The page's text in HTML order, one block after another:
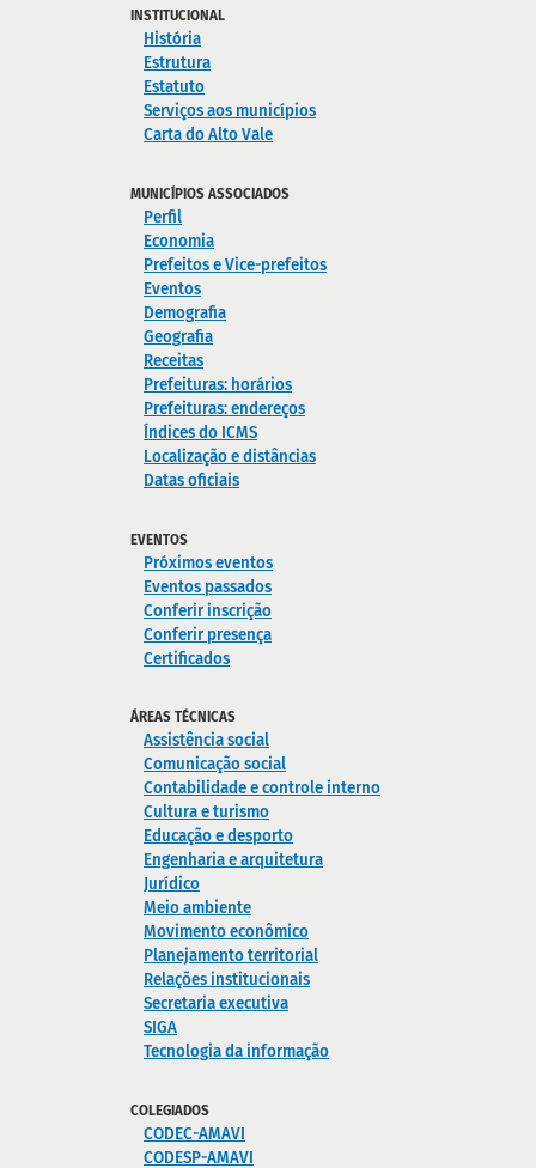
INSTITUCIONAL
História
Estrutura
Estatuto
Serviços aos municípios
Carta do Alto Vale
MUNICÍPIOS ASSOCIADOS
Perfil
Economia
Prefeitos e Vice-prefeitos
Eventos
Demografia
Geografia
Receitas
Prefeituras: horários
Prefeituras: endereços
Índices do ICMS
Localização e distâncias
Datas oficiais
EVENTOS
Próximos eventos
Eventos passados
Conferir inscrição
Conferir presença
Certificados
ÁREAS TÉCNICAS
Assistência social
Comunicação social
Contabilidade e controle interno
Cultura e turismo
Educação e desporto
Engenharia e arquitetura
Jurídico
Meio ambiente
Movimento econômico
Planejamento territorial
Relações institucionais
Secretaria executiva
SIGA
Tecnologia da informação
COLEGIADOS
CODEC-AMAVI
CODESP-AMAVI